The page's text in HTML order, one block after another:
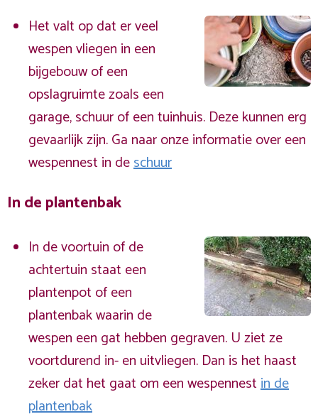
Het valt op dat er veel
wespen vliegen in een
bijgebouw of een
opslagruimte zoals een
garage, schuur of een tuinhuis. Deze kunnen erg
gevaarlijk zijn. Ga naar onze informatie over een
wespennest in deschuur
In de plantenbak
In de voortuin of de
achtertuin staat een
plantenpot of een
plantenbak waarin de
wespen een gat hebben gegraven. U ziet ze
voortdurend in- en uitvliegen. Dan is het haast
zeker dat het gaat om een wespennestin de
plantenbak